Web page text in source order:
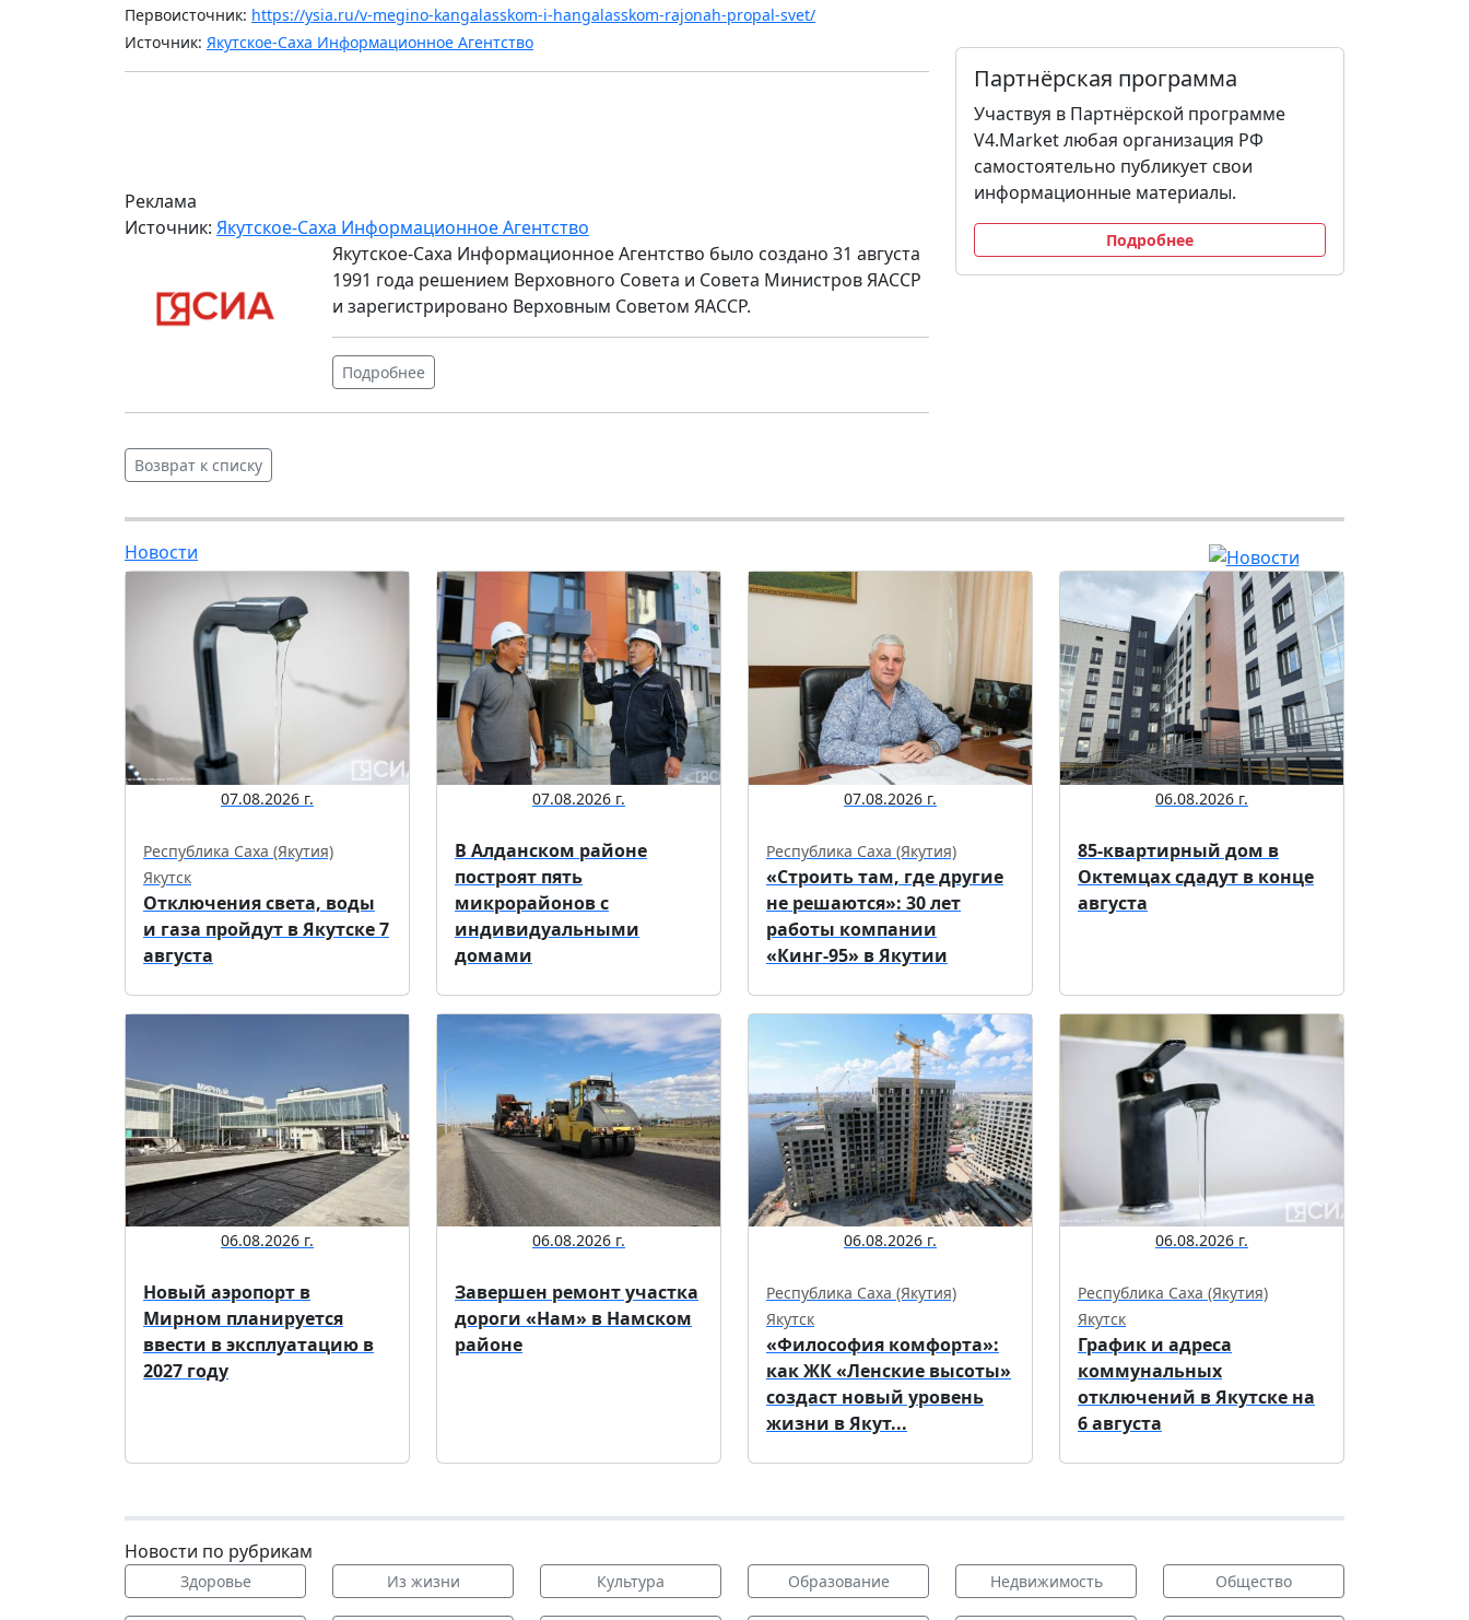
Первоисточник: https://ysia.ru/v-megino-kangalasskom-i-hangalasskom-rajonah-propal-svet/
Источник: Якутское-Саха Информационное Агентство
Реклама
Источник: Якутское-Саха Информационное Агентство
Якутское-Саха Информационное Агентство было создано 31 августа
1991 года решением Верховного Совета и Совета Министров ЯАССР
и зарегистрировано Верховным Советом ЯАССР.
Подробнее
Партнёрская программа
Участвуя в Партнёрской программе
V4.Market любая организация РФ
самостоятельно публикует свои
информационные материалы.
Подробнее
Возврат к списку
Новости
07.08.2026 г.
Республика Саха (Якутия)
Якутск
Отключения света, воды
и газа пройдут в Якутске 7
августа
07.08.2026 г.
В Алданском районе
построят пять
микрорайонов с
индивидуальными
домами
07.08.2026 г.
Республика Саха (Якутия)
«Строить там, где другие
не решаются»: 30 лет
работы компании
«Кинг-95» в Якутии
06.08.2026 г.
85-квартирный дом в
Октемцах сдадут в конце
августа
06.08.2026 г.
Новый аэропорт в
Мирном планируется
ввести в эксплуатацию в
2027 году
06.08.2026 г.
Завершен ремонт участка
дороги «Нам» в Намском
районе
06.08.2026 г.
Республика Саха (Якутия)
Якутск
«Философия комфорта»:
как ЖК «Ленские высоты»
создаст новый уровень
жизни в Якут...
06.08.2026 г.
Республика Саха (Якутия)
Якутск
График и адреса
коммунальных
отключений в Якутске на
6 августа
Новости по рубрикам
Здоровье Из жизни Культура Образование Недвижимость Общество